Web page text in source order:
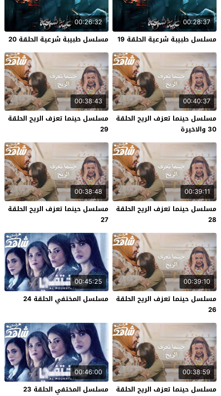
00:28:37
مسلسل طبيبة شرعية الحلقة 19
00:26:32
مسلسل طبيبة شرعية الحلقة 20
00:40:37
مسلسل حينما تعزف الريح الحلقة
30 والاخيرة
00:38:43
مسلسل حينما تعزف الريح الحلقة
29
00:39:11
مسلسل حينما تعزف الريح الحلقة
28
00:38:48
مسلسل حينما تعزف الريح الحلقة
27
00:39:10
مسلسل حينما تعزف الريح الحلقة
26
00:45:25
مسلسل المختفي الحلقة 24
00:38:59
مسلسل حينما تعزف الريح الحلقة
00:46:00
مسلسل المختفي الحلقة 23